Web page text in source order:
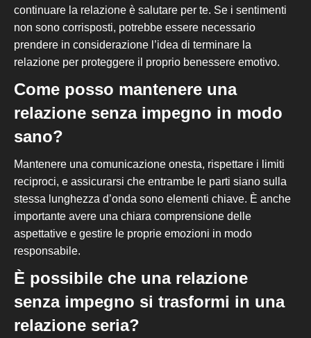
continuare la relazione è salutare per te. Se i sentimenti
non sono corrisposti, potrebbe essere necessario
prendere in considerazione l’idea di terminare la
relazione per proteggere il proprio benessere emotivo.
Come posso mantenere una
relazione senza impegno in modo
sano?
Mantenere una comunicazione onesta, rispettare i limiti
reciproci, e assicurarsi che entrambe le parti siano sulla
stessa lunghezza d’onda sono elementi chiave. È anche
importante avere una chiara comprensione delle
aspettative e gestire le proprie emozioni in modo
responsabile.
È possibile che una relazione
senza impegno si trasformi in una
relazione seria?